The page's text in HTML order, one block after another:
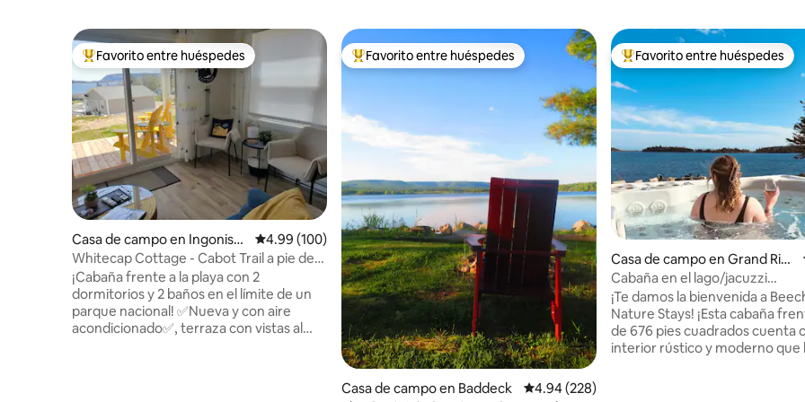
Favorito entre huéspedes preferido
Favorito entre huéspedes
Casa de campo en Ingonish
Beach
Calificación promedio: 4.99 de 5, 100 reseñas
4.99 (100)
Whitecap Cottage - Cabot Trail a pie de
playa
¡Cabaña frente a la playa con 2
dormitorios y 2 baños en el límite de un
parque nacional! ✅Nueva y con aire
acondicionado✅, terraza con vistas al
Favorito entre huéspedes preferido
Favorito entre huéspedes
Casa de campo en Baddeck Calificación promedio: 4.94 de 5, 228 reseñas
4.94 (228)
Favorito entre huéspedes
Favorito entre huéspedes
Casa de campo en Grand Rive
r
Cabaña en el lago/jacuzzi
privado/fogata/kayaks/sauna
¡Te damos la bienvenida a
Nature Stays! ¡Esta cabaña
de 676 pies cuadrados cuenta
interior rústico y moderno que